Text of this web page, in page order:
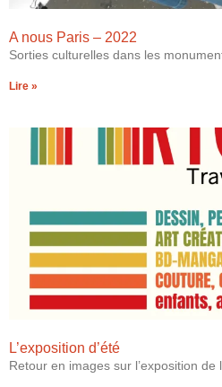
A nous Paris – 2022
Sorties culturelles dans les
Lire »
L’exposition d’été
Retour en images sur l’exposition de